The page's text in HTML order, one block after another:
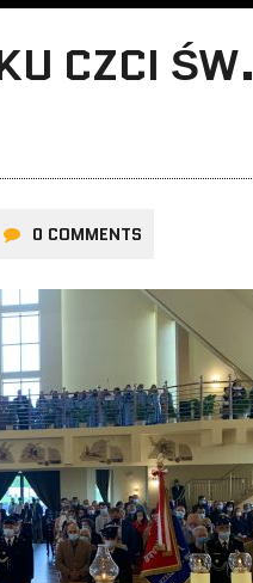
CZCI ŚW.
0 COMMENTS